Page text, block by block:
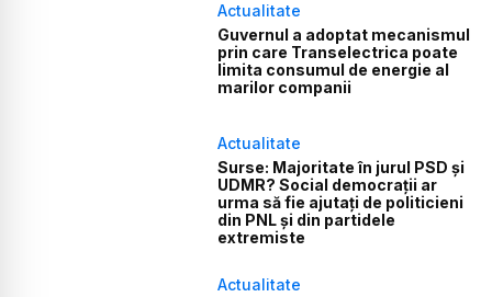
Actualitate
Guvernul a adoptat mecanismul
prin care Transelectrica poate
limita consumul de energie al
marilor companii
Actualitate
Surse: Majoritate în jurul PSD și
UDMR? Social democrații ar
urma să fie ajutați de politicieni
din PNL și din partidele
extremiste
Actualitate